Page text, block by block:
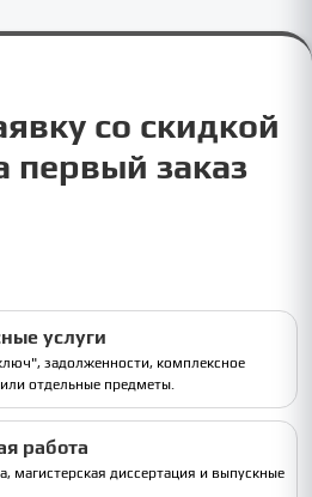
со скидкой
первый заказ
услуги
задолженности, комплексное
отдельные предметы.
работа
магистерская диссертация и выпускные